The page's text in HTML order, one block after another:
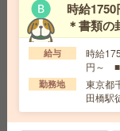
給 与 時給1800円
交通費 交通費支給有
勤務地 みどりの駅
勤OK
給与即払いOK！
作業[派遣]
時給
＊書類
給与
時給
円～ ■
サービ
勤務地
東京都
田橋駅